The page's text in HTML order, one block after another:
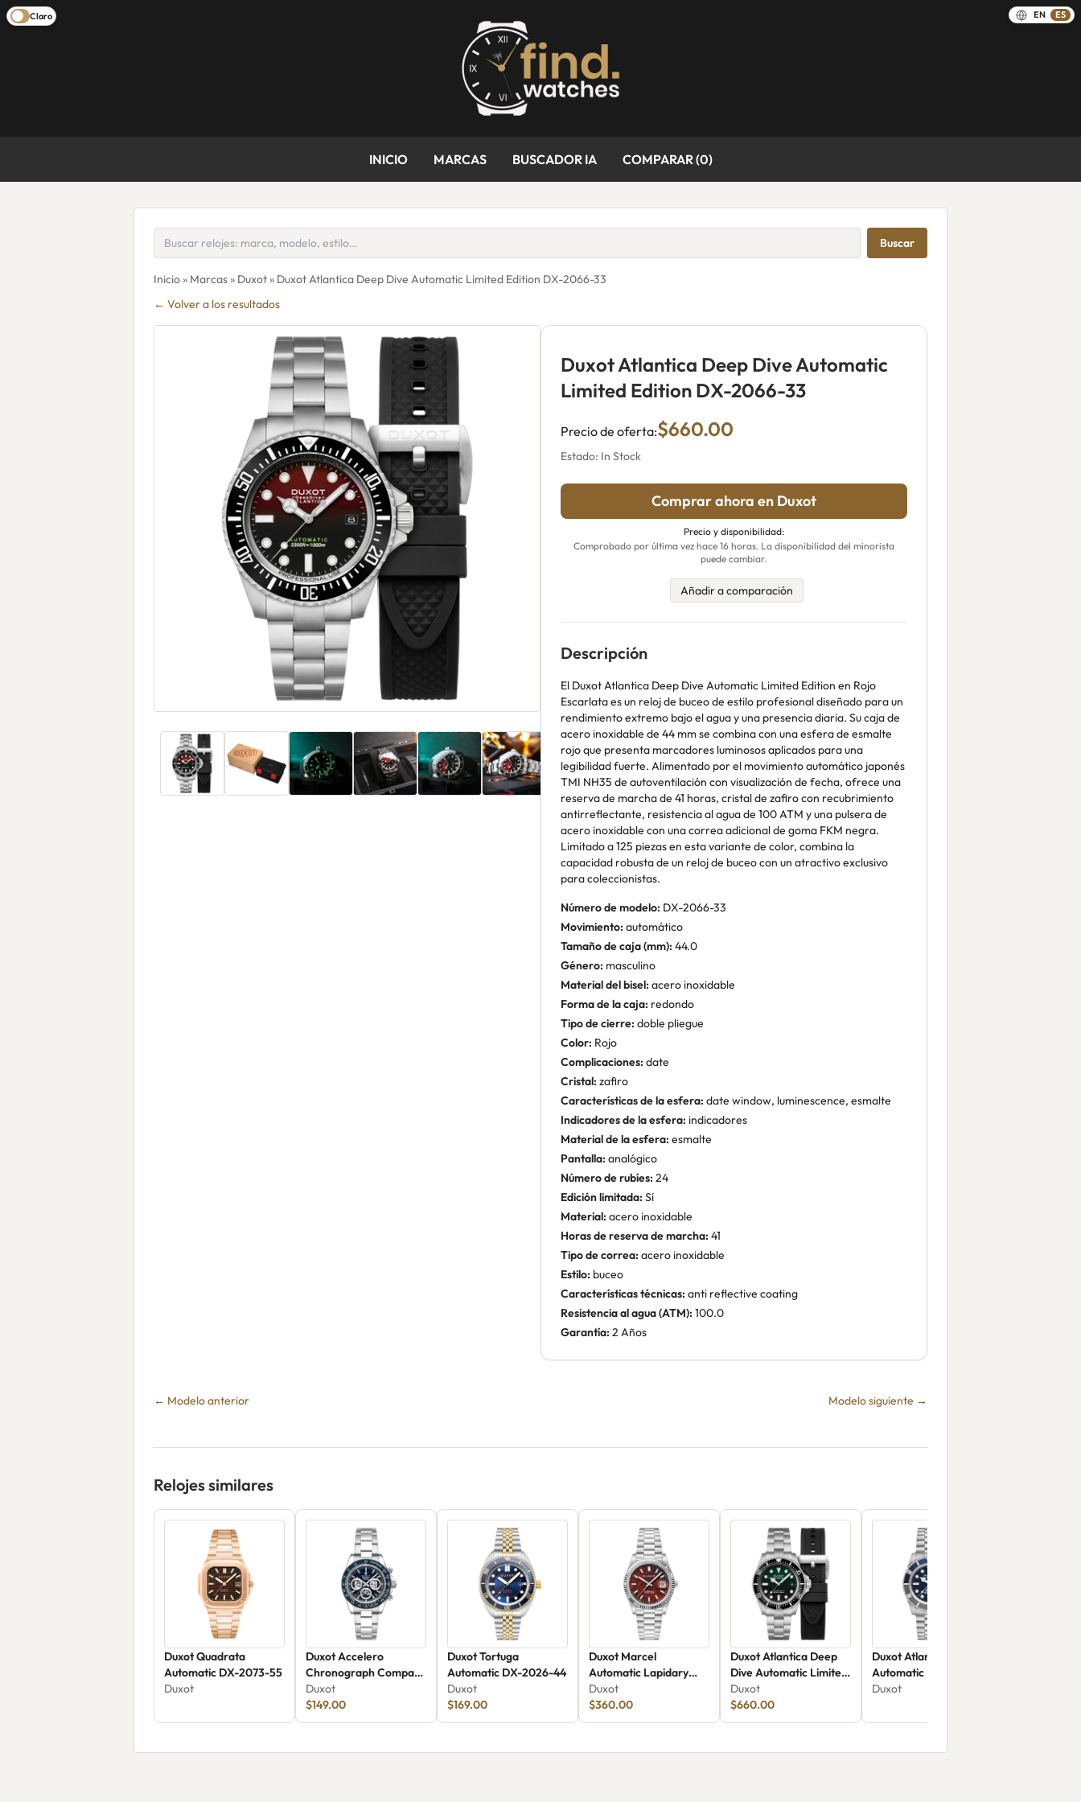
Claro EN ES
INICIO MARCAS BUSCADOR IA COMPARAR (0)
Buscar
Inicio» Marcas» Duxot» Duxot Atlantica Deep Dive Automatic Limited Edition DX-2066-33
← Volver a los resultados
Duxot Atlantica Deep Dive Automatic
Limited Edition DX-2066-33
Precio de oferta:$660.00
Estado: In Stock
Comprar ahora en Duxot
Precio y disponibilidad:
Comprobado por última vez hace 16 horas. La disponibilidad del minorista
puede cambiar.
Añadir a comparación
Descripción
El Duxot Atlantica Deep Dive Automatic Limited Edition en Rojo
Escarlata es un reloj de buceo de estilo profesional diseñado para un
rendimiento extremo bajo el agua y una presencia diaria. Su caja de
acero inoxidable de 44 mm se combina con una esfera de esmalte
rojo que presenta marcadores luminosos aplicados para una
legibilidad fuerte. Alimentado por el movimiento automático japonés
TMI NH35 de autoventilación con visualización de fecha, ofrece una
reserva de marcha de 41 horas, cristal de zafiro con recubrimiento
antirreflectante, resistencia al agua de 100 ATM y una pulsera de
acero inoxidable con una correa adicional de goma FKM negra.
Limitado a 125 piezas en esta variante de color, combina la
capacidad robusta de un reloj de buceo con un atractivo exclusivo
para coleccionistas.
Número de modelo: DX-2066-33
Movimiento: automático
Tamaño de caja (mm): 44.0
Género: masculino
Material del bisel: acero inoxidable
Forma de la caja: redondo
Tipo de cierre: doble pliegue
Color: Rojo
Complicaciones: date
Cristal: zafiro
Características de la esfera: date window, luminescence, esmalte
Indicadores de la esfera: indicadores
Material de la esfera: esmalte
Pantalla: analógico
Número de rubíes: 24
Edición limitada: Sí
Material: acero inoxidable
Horas de reserva de marcha: 41
Tipo de correa: acero inoxidable
Estilo: buceo
Características técnicas: anti reflective coating
Resistencia al agua (ATM): 100.0
Garantía: 2 Años
← Modelo anterior Modelo siguiente →
Relojes similares
Duxot Quadrata
Automatic DX-2073-55
Duxot
Duxot Accelero
Chronograph Compax
Skeleton Edition DX-
2065-DD
Duxot
$149.00
Duxot Tortuga
Automatic DX-2026-44
Duxot
$169.00
Duxot Marcel
Automatic Lapidary
Limited Edition Red
Granite DX-2059-BB
Duxot
$360.00
Duxot Atlantica Deep
Dive Automatic Limited
Edition DX-2066-22
Duxot
$660.00
Duxot Atlantica Diver
Automatic DX-2057-44
Duxot